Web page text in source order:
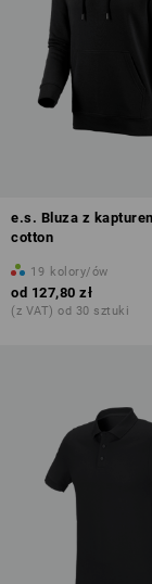
e.s. Bluza z
cotton
19 kolory/ów
od 127,80 zł
(z VAT) od 30 sztuki